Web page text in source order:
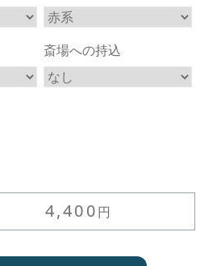
斎場への持込
4,400円